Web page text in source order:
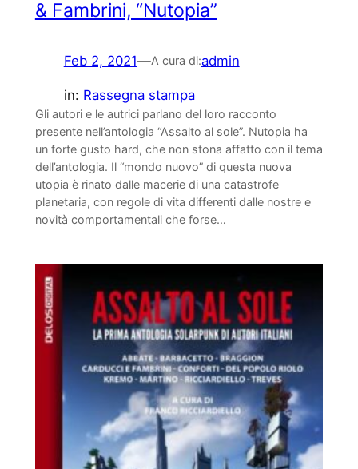
& Fambrini, “Nutopia”
Feb 2, 2021—A cura di:admin
in: Rassegna stampa
Gli autori e le autrici parlano del loro racconto
presente nell’antologia “Assalto al sole”. Nutopia ha
un forte gusto hard, che non stona affatto con il tema
dell’antologia. Il “mondo nuovo” di questa nuova
utopia è rinato dalle macerie di una catastrofe
planetaria, con regole di vita differenti dalle nostre e
novità comportamentali che forse…